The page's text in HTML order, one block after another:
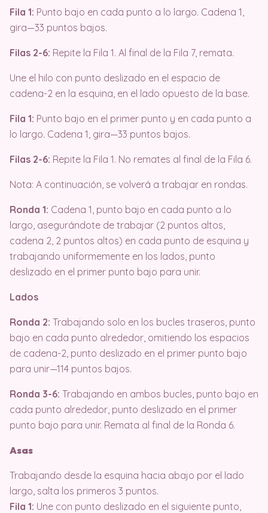
Fila 1: Punto bajo en cada punto a lo largo. Cadena 1,
gira—33 puntos bajos.
Filas 2-6: Repite la Fila 1. Al final de la Fila 7, remata.
Une el hilo con punto deslizado en el espacio de
cadena-2 en la esquina, en el lado opuesto de la base.
Fila 1: Punto bajo en el primer punto y en cada punto a
lo largo. Cadena 1, gira—33 puntos bajos.
Filas 2-6: Repite la Fila 1. No remates al final de la Fila 6.
Nota: A continuación, se volverá a trabajar en rondas.
Ronda 1: Cadena 1, punto bajo en cada punto a lo
largo, asegurándote de trabajar (2 puntos altos,
cadena 2, 2 puntos altos) en cada punto de esquina y
trabajando uniformemente en los lados, punto
deslizado en el primer punto bajo para unir.
Lados
Ronda 2: Trabajando solo en los bucles traseros, punto
bajo en cada punto alrededor, omitiendo los espacios
de cadena-2, punto deslizado en el primer punto bajo
para unir—114 puntos bajos.
Ronda 3-6: Trabajando en ambos bucles, punto bajo en
cada punto alrededor, punto deslizado en el primer
punto bajo para unir. Remata al final de la Ronda 6.
Asas
Trabajando desde la esquina hacia abajo por el lado
largo, salta los primeros 3 puntos.
Fila 1: Une con punto deslizado en el siguiente punto,